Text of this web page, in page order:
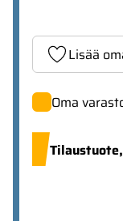
Lisää
Oma
Tilaustuote,